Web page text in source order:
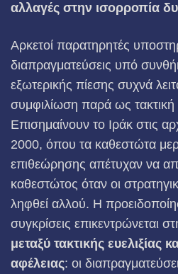
αλλαγές στην ισορροπία
Αρκετοί παρατηρητές
διαπραγματεύσεις υπό
εξωτερικής πίεσης συχνά
συμφιλίωση παρά ως
Επισημαίνουν το Ιράκ στις
2000, όπου τα καθεστώτα
επιθεώρησης απέτυχαν να
καθεστώτος όταν οι
ληφθεί αλλού. Η
συγκρίσεις επικεντρώνεται
μεταξύ τακτικής ευελιξίας
αφέλειας: οι